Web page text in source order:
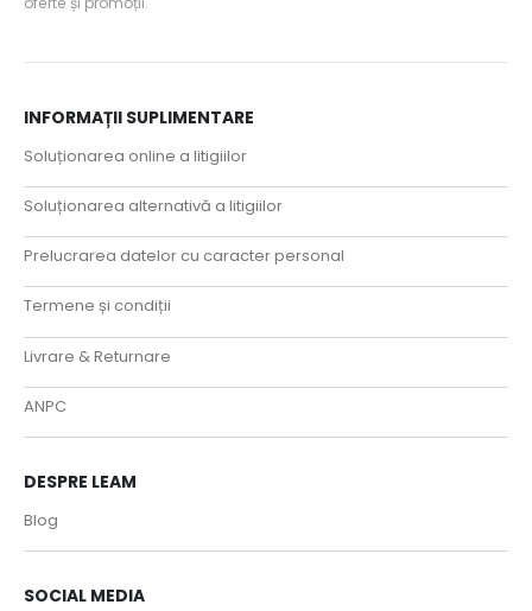
INFORMAȚII SUPLIMENTARE
Soluționarea online a litigiilor
Soluționarea alternativă a litigiilor
Prelucrarea datelor cu caracter personal
Termene și condiții
Livrare & Returnare
ANPC
DESPRE LEAM
Blog
SOCIAL MEDIA